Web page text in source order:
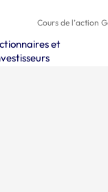
Cours de l’action
et